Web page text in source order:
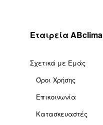
Εταιρεία ABclima
Σχετικά με Εμάς
Όροι Χρήσης
Επικοινωνία
Κατασκευαστές